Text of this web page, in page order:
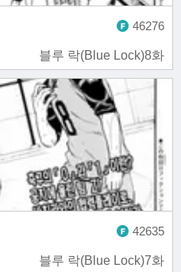
블루 락(Blue Lock)8화
46276
블루 락(Blue Lock)7화
42635